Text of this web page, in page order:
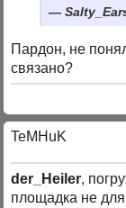
Пардон, не
связано?
TeMHuK
der_Heiler,
площадка не для